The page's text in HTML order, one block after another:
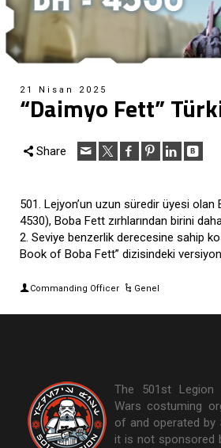
21 Nisan 2025
“Daimyo Fett”
Share
501. Lejyon’un uzun süredir üyesi olan
4530), Boba Fett zırhlarından birini
2. Seviye benzerlik derecesine sahip
Book of Boba Fett” dizisindeki
Commanding Officer Genel
The 501st
Wars costuming
of and operated by
it is not sponsored